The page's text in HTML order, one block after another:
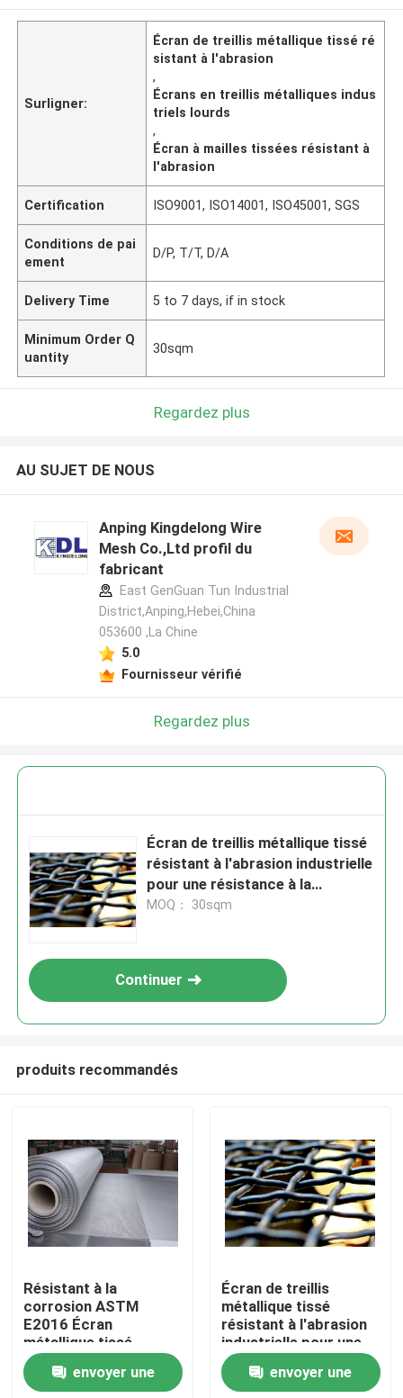
À la maison
Produits
Le spectacle VR
Surligner:
Écran de treillis métallique tissé ré
sistant à l'abrasion
,
Écrans en treillis métalliques indus
triels lourds
,
Écran à mailles tissées résistant à
l'abrasion
Certification ISO9001, ISO14001, ISO45001, SGS
Conditions de pai
ement
D/P, T/T, D/A
Delivery Time 5 to 7 days, if in stock
Minimum Order Q
uantity
30sqm
Regardez plus
AU SUJET DE NOUS
Anping Kingdelong Wire
Mesh Co.,Ltd profil du
fabricant
East GenGuan Tun Industrial
District,Anping,Hebei,China
053600 ,La Chine
5.0
Fournisseur vérifié
Regardez plus
Écran de treillis métallique tissé
résistant à l'abrasion industrielle
pour une résistance à la
corrosion et aux chocs
MOQ： 30sqm
Continuer
produits recommandés
Résistant à la
corrosion ASTM
E2016 Écran
métallique tissé
standard résistant aux
chocs lourdsenvoyer une
Écran de treillis
métallique tissé
résistant à l'abrasion
industrielle pour une
résistance à la
corrosion et aux
envoyer une